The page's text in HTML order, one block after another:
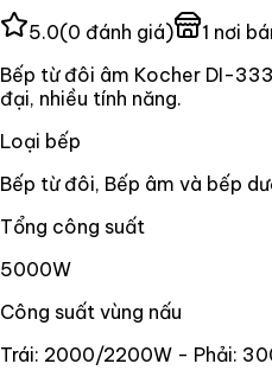
5.0(0 đánh giá) 1 nơi
Bếp từ đôi âm Kocher DI-
đại, nhiều tính năng.
Loại bếp
Bếp từ đôi, Bếp âm và bếp
Tổng công suất
5000W
Công suất vùng nấu
Trái: 2000/2200W - Phải: